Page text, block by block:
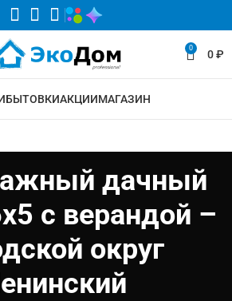
0 0₽
БЫТОВКИАКЦИИМАГАЗИН
дачный
с верандой –
округ